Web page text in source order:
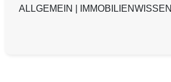
ALLGEMEIN
IMMOBILIENWISSEN